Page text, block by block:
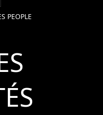
PEOPLE